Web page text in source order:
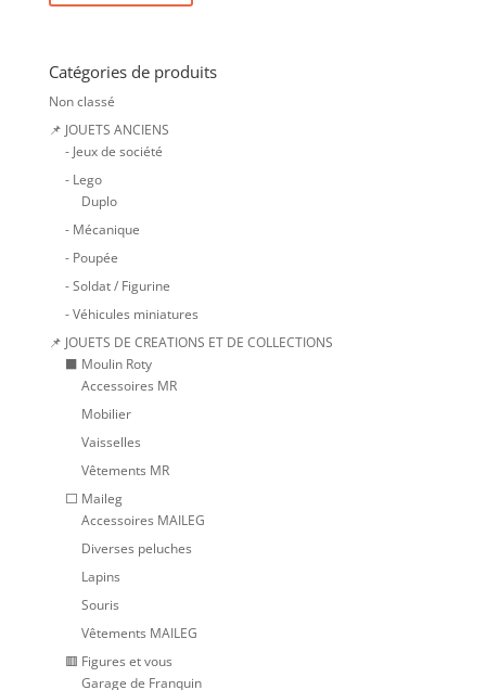
Catégories de produits
Non classé
📌 JOUETS ANCIENS
- Jeux de société
- Lego
Duplo
- Mécanique
- Poupée
- Soldat / Figurine
- Véhicules miniatures
📌 JOUETS DE CREATIONS ET DE COLLECTIONS
⬛ Moulin Roty
Accessoires MR
Mobilier
Vaisselles
Vêtements MR
⬜ Maileg
Accessoires MAILEG
Diverses peluches
Lapins
Souris
Vêtements MAILEG
🟥 Figures et vous
Garage de Franquin